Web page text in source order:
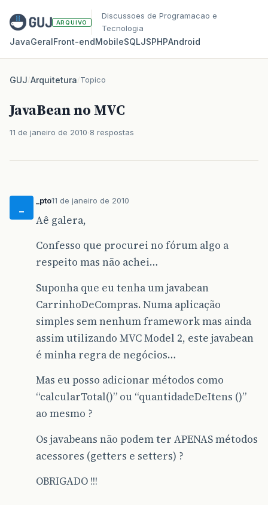
ARQUIVO
Discussoes de Programacao e
Tecnologia
JavaGeralFront‑endMobileSQLJSPHPAndroid
GUJ/Arquitetura/Topico
JavaBean no MVC
11 de janeiro de 2010 8 respostas
_pto11 de janeiro de 2010
Aê galera,
Confesso que procurei no fórum algo a
respeito mas não achei…
Suponha que eu tenha um javabean
CarrinhoDeCompras. Numa aplicação
simples sem nenhum framework mas ainda
assim utilizando MVC Model 2, este javabean
é minha regra de negócios…
Mas eu posso adicionar métodos como
“calcularTotal()” ou “quantidadeDeItens ()”
ao mesmo ?
Os javabeans não podem ter APENAS métodos
acessores (getters e setters) ?
OBRIGADO !!!